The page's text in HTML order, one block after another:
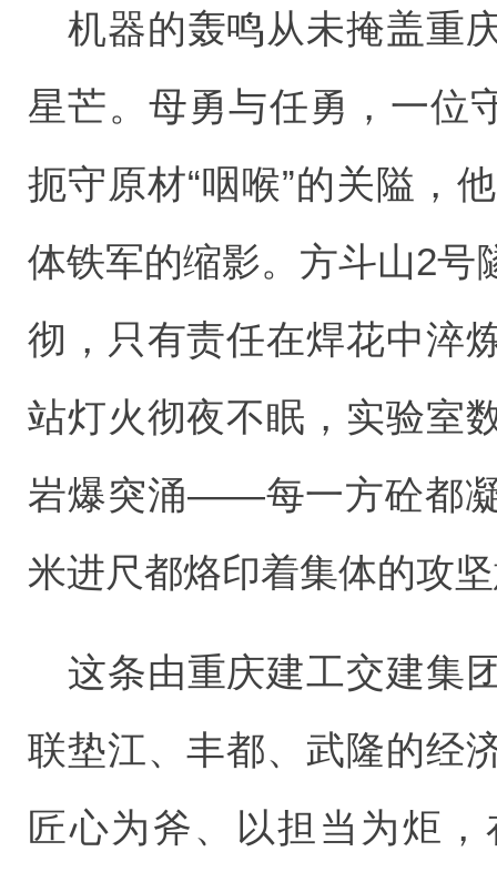
机器的轰鸣从未掩盖重
星芒。母勇与任勇，一位
扼守原材“咽喉”的关隘，
体铁军的缩影。方斗山2号
彻，只有责任在焊花中淬
站灯火彻夜不眠，实验室
岩爆突涌——每一方砼都
米进尺都烙印着集体的攻
这条由重庆建工交建集
联垫江、丰都、武隆的经
匠心为斧、以担当为炬